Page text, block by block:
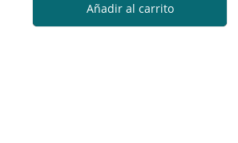
Añadir al carrito